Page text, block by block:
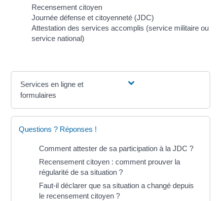
Recensement citoyen
Journée défense et citoyenneté (JDC)
Attestation des services accomplis (service militaire ou
service national)
Services en ligne et
formulaires
Questions ? Réponses !
Comment attester de sa participation à la JDC ?
Recensement citoyen : comment prouver la
régularité de sa situation ?
Faut-il déclarer que sa situation a changé depuis
le recensement citoyen ?